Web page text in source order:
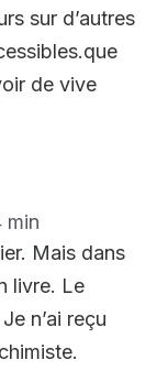
sur d’autres
de vive
min
Mais dans
livre. Le
n’ai reçu